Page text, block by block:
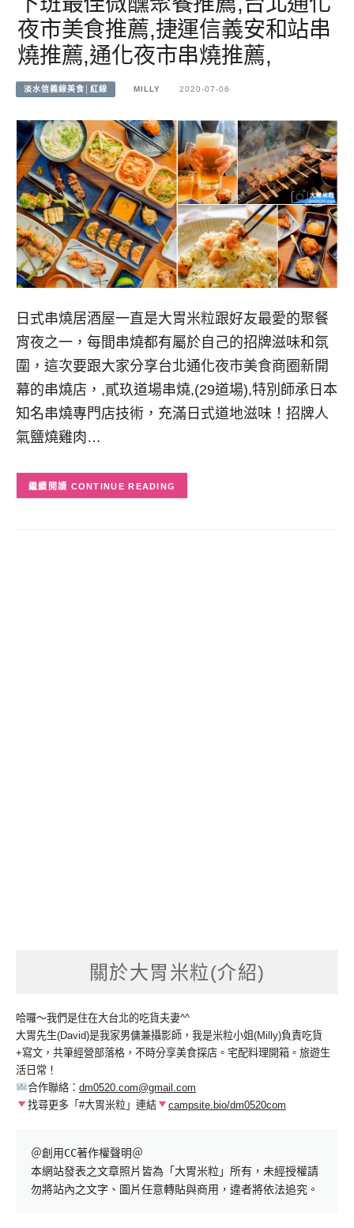
夜市美食推薦,捷運信義安和站串
燒推薦,通化夜市串燒推薦,
淡水信義線美食│紅線 MILLY 2020-07-06
日式串燒居酒屋一直是大胃米粒跟好友最愛的聚餐
宵夜之一，每間串燒都有屬於自己的招牌滋味和氛
圍，這次要跟大家分享台北通化夜市美食商圈新開
幕的串燒店，,貳玖道場串燒,(29道場),特別師承日本
知名串燒專門店技術，充滿日式道地滋味！招牌人
氣鹽燒雞肉…
CONTINUE READING
關於大胃米粒(介紹)
哈囉～我們是住在大台北的吃貨夫妻^^
大胃先生(David)是我家男傭兼攝影師，我是米粒小姐(Milly)負責吃貨
+寫文，共筆經營部落格，不時分享美食探店。宅配料理開箱。旅遊生
活日常！
合作聯絡： dm0520.com@gmail.com
找尋更多「#大胃米粒」連結
campsite.bio/dm0520com
＠創用CC著作權聲明＠
本網站發表之文章照片皆為「大胃米粒」所有，未經授權請
勿將站內之文字、圖片任意轉貼與商用，違者將依法追究。